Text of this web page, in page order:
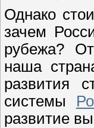
Однако
зачем
рубежа?
наша
развития
системы
развитие